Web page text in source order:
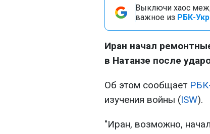
Выключи хаос
важное из РБК-
Иран начал
в Натанзе после
Об этом сообщает
изучения войны (ISW).
"Иран, возможно,